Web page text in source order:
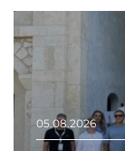
05.08.2026